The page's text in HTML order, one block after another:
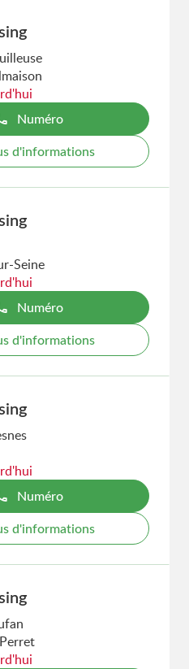
Numéro
d'informations
Seine
Numéro
d'informations
Numéro
d'informations